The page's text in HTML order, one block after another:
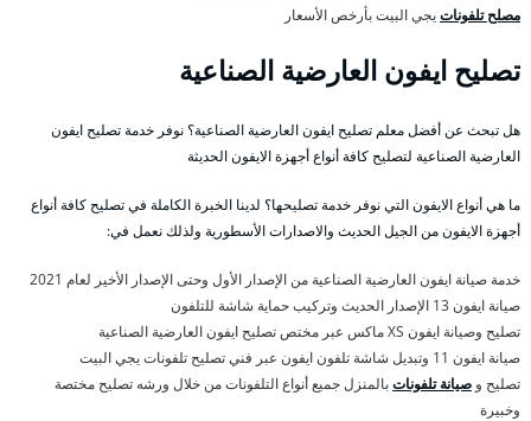
مصلح تلفوناتيجي البيت بأرخص الأسعار
تصليح ايفون العارضية الصناعية
هل تبحث عن أفضل معلم تصليح ايفون العارضية الصناعية؟ نوفر خدمة تصليح ايفون
العارضية الصناعية لتصليح كافة أنواع أجهزة الايفون الحديثة
ما هي أنواع الايفون التي نوفر خدمة تصليحها؟ لدينا الخبرة الكاملة في تصليح كافة أنواع
أجهزة الايفون من الجيل الحديث والاصدارات الأسطورية ولذلك نعمل في:
خدمة صيانة ايفون العارضية الصناعية من الإصدار الأول وحتى الإصدار الأخير لعام 2021
صيانة ايفون 13 الإصدار الحديث وتركيب حماية شاشة للتلفون
تصليح وصيانة ايفون XS ماكس عبر مختص تصليح ايفون العارضية الصناعية
صيانة ايفون 11 وتبديل شاشة تلفون ايفون عبر فني تصليح تلفونات يجي البيت
تصليح و صيانة تلفوناتبالمنزل جميع أنواع التلفونات من خلال ورشه تصليح مختصة
وخبيرة